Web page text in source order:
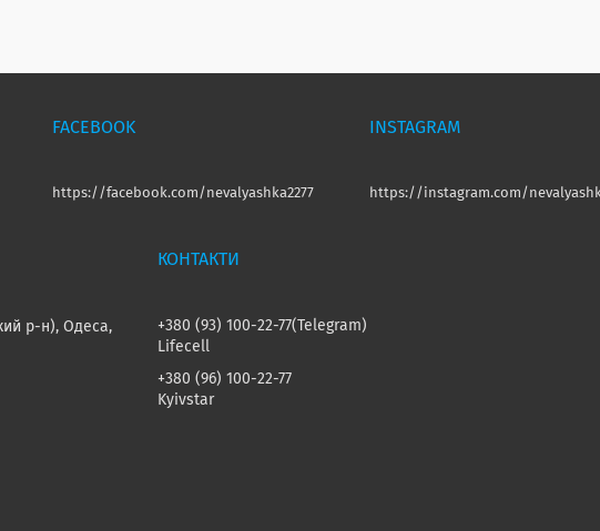
FACEBOOK
https://facebook.com/nevalyashka2277
INSTAGRAM
https://instagram.com/
р-н), Одеса,
+380 (93) 100-22-77
Telegram
Lifecell
+380 (96) 100-22-77
Kyivstar